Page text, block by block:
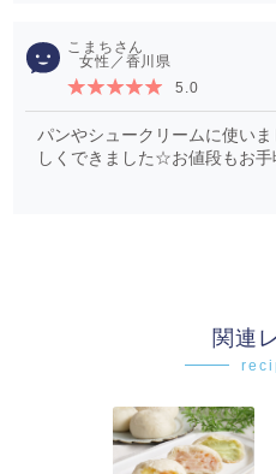
こまち
女性／香川県
5.0
パンやシュークリームに使い
しくできました☆お値段もお手
関連